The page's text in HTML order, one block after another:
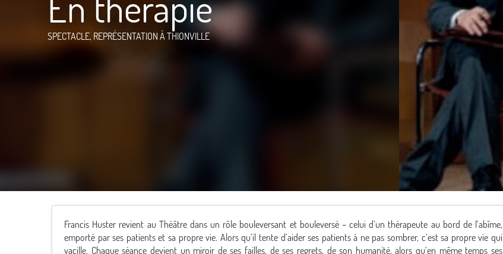
SPECTACLE, REPRÉSENTATION À THIONVILLE
Francis Huster revient au Théâtre dans un rôle bouleversant et bouleversé – celui d’un thérapeute au bord de l’abîme,
emporté par ses patients et sa propre vie. Alors qu’il tente d’aider ses patients à ne pas sombrer, c’est sa propre vie qui
vacille. Chaque séance devient un miroir de ses failles, de ses regrets, de son humanité, alors qu’en même temps ses